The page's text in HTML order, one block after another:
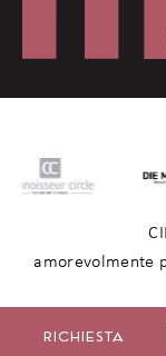
amorevolmente
RICHIESTA